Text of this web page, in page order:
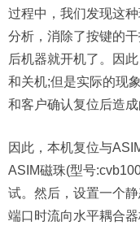
过程中，我们发现这
分析，消除了按键的
后机器就开机了。因
和关机;但是实际的现
和客户确认复位后造成
因此，本机复位与
ASIM磁珠(型号
试。然后，设置一个
端口时流向水平耦合